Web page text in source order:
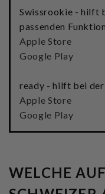
Swissrookie - hilft
passenden Funktion
Apple Store
Google Play
ready - hilft bei
Apple Store
Google Play
WELCHE